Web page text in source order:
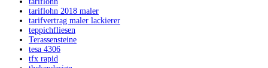
tariflohn 2018 maler
tarifvertrag maler lackierer
teppichfliesen
Terassensteine
tesa 4306
tfx rapid